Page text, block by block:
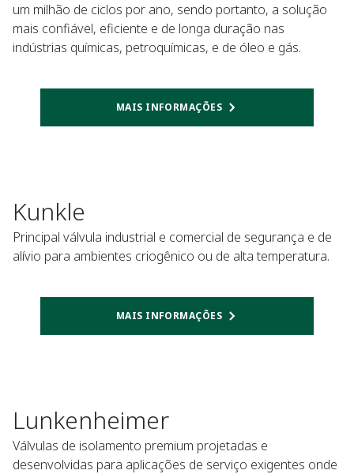
um milhão de ciclos por ano, sendo portanto, a solução
mais confiável, eficiente e de longa duração nas
indústrias químicas, petroquímicas, e de óleo e gás.
MAIS INFORMAÇÕES
Kunkle
Principal válvula industrial e comercial de segurança e de
alívio para ambientes criogênico ou de alta temperatura.
MAIS INFORMAÇÕES
Lunkenheimer
Válvulas de isolamento premium projetadas e
desenvolvidas para aplicações de serviço exigentes onde